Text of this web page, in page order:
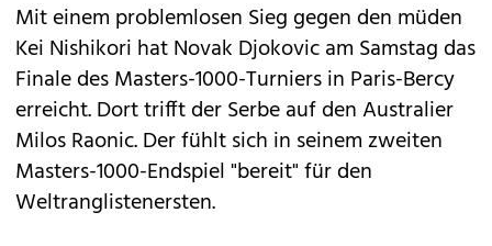
Mit einem problemlosen Sieg gegen den müden
Kei Nishikori hat Novak Djokovic am Samstag das
Finale des Masters-1000-Turniers in Paris-Bercy
erreicht. Dort trifft der Serbe auf den Australier
Milos Raonic. Der fühlt sich in seinem zweiten
Masters-1000-Endspiel "bereit" für den
Weltranglistenersten.